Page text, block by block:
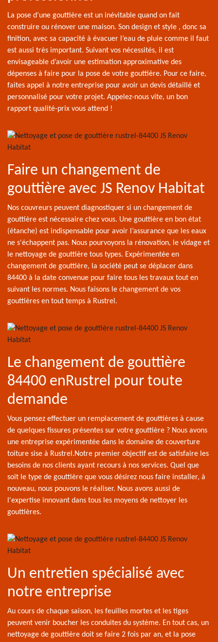
La pose d’une gouttière est un inévitable quand on fait
construire ou rénover une maison. Son design et style , donc sa
finition, avec sa capacité à évacuer l’eau de pluie comme il faut
est aussi très important. Suivant vos nécessités, il est
envisageable d’avoir une estimation approximative des
dépenses à faire pour la pose de votre gouttière. Pour ce faire,
faites appel à notre entreprise pour avoir un devis détaillé et
personnalisé pour votre projet. Appelez-nous vite, un bon
rapport qualité-prix vous attend !
Faire un changement de
gouttière avec JS Renov Habitat
Nos couvreurs peuvent diagnostiquer si un changement de
gouttière est nécessaire chez vous. Une gouttière en bon état
(étanche) est indispensable pour avoir l’assurance que les eaux
ne s'échappent pas. Nous pourvoyons la rénovation, le vidage et
le nettoyage de gouttière tous types. Expérimentée en
changement de gouttière, la société peut se déplacer dans
84400 à la date convenue pour faire tous les travaux tout en
suivant les normes. Nous faisons le changement de vos
gouttières en tout temps à Rustrel.
Le changement de gouttière
84400 enRustrel pour toute
demande
Vous pensez effectuer un remplacement de gouttières à cause
de quelques fissures présentes sur votre gouttière ? Nous avons
une entreprise expérimentée dans le domaine de couverture
toiture sise à Rustrel.Notre premier objectif est de satisfaire les
besoins de nos clients ayant recours à nos services. Quel que
soit le type de gouttière que vous désirez nous faire installer, à
nouveau, nous pouvons le réaliser. Nous avons aussi de
l'expertise innovant dans tous les moyens de nettoyer les
gouttières.
Un entretien spécialisé avec
notre entreprise
Au cours de chaque saison, les feuilles mortes et les tiges
peuvent venir boucher les conduites du système. En tout cas, un
nettoyage de gouttière doit se faire 2 fois par an, et la pose